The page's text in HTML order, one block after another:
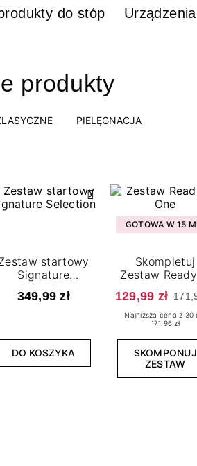
do stóp
produkty
PIELĘGNACJA
startowy
Signature
Selection
349,99 zł
DO KOSZYKA
GOTOWA W 15
Skompletuj
Zestaw
One
129,99 zł
Najniższa cena z 30
171.96 zł
SKOMPONUJ
ZESTAW